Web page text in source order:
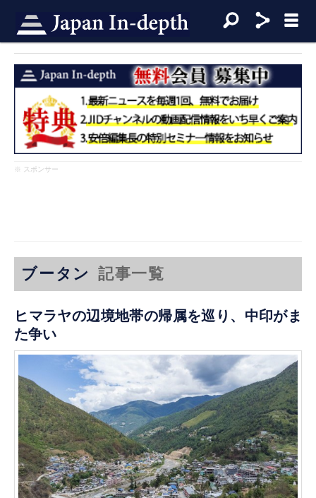
※ スポンサー
ブータン 記事一覧
ヒマラヤの辺境地帯の帰属を巡り、中印がま
た争い